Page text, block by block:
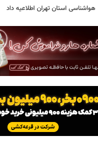
هواشناسی استان تهران اطلاعیه داد